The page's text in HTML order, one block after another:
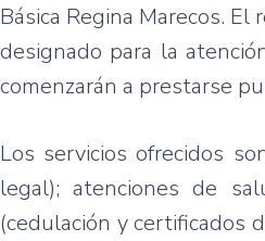
Básica Regina Marecos.
designado para la
comenzarán a prestarse
Los servicios ofrecidos
legal); atenciones de
(cedulación y certificados